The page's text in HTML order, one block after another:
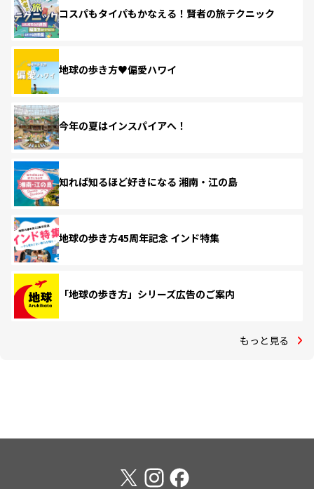
コスパもタイパもかなえる！賢者の旅テクニック
地球の歩き方♥偏愛ハワイ
今年の夏はインスパイアへ！
知れば知るほど好きになる 湘南・江の島
地球の歩き方45周年記念 インド特集
「地球の歩き方」シリーズ広告のご案内
もっと見る